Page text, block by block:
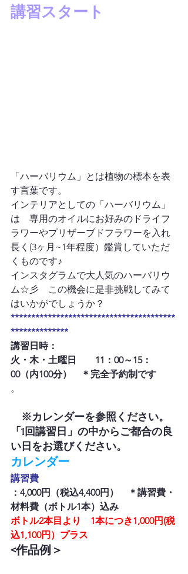
講習スタート
「ハーバリウム」とは植物の標本を表
す言葉です。
インテリアとしての「ハーバリウム」
は　専用のオイルにお好みのドライフ
ラワーやプリザーブドフラワーを入れ
長く(3ヶ月~1年程度）鑑賞していただ
くものです♪
インスタグラムで大人気のハーバリウ
ム☆彡　この機会に是非挑戦してみて
はいかがでしょうか？
****************************************
**************
講習日時：
火・木・土曜日　　11：00～15：
00（内100分）　＊完全予約制です
※カレンダーを参照ください。
「1回講習日」の中からご都合の良
い日をお選びください。
カレンダー
講習費
：4,000円（税込4,400円）　＊講習費・
材料費（ボトル1本）込み
ボトル2本目より　1本につき1,000円(税
込1,100円）プラス
<作品例＞